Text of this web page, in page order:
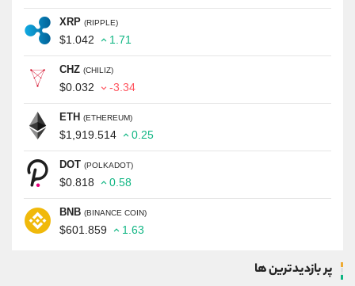
XRP (RIPPLE)
$1.042 1.71
CHZ (CHILIZ)
$0.032 -3.34
ETH (ETHEREUM)
$1,919.514 0.25
DOT (POLKADOT)
$0.818 0.58
BNB (BINANCE COIN)
$601.859 1.63
پر بازدیدترین ها